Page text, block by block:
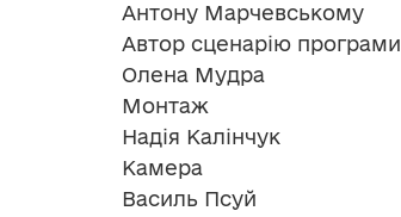
Антону Марчевському
Автор сценарію програми
Олена Мудра
Монтаж
Надія Калінчук
Камера
Василь Псуй